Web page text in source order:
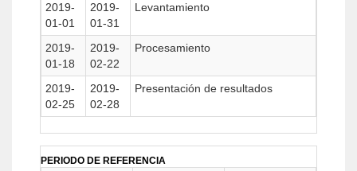
2019-
01-01
2019-
01-31
Levantamiento
2019-
01-18
2019-
02-22
Procesamiento
2019-
02-25
2019-
02-28
Presentación de resultados
PERIODO DE REFERENCIA